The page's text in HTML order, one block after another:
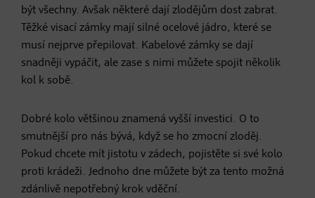
být všechny. Avšak některé dají zlodějům dost zabrat.
Těžké visací zámky mají silné ocelové jádro, které se
musí nejprve přepilovat. Kabelové zámky se dají
snadněji vypáčit, ale zase s nimi můžete spojit několik
kol k sobě.
Dobré kolo většinou znamená vyšší investici. O to
smutnější pro nás bývá, když se ho zmocní zloděj.
Pokud chcete mít jistotu v zádech, pojistěte si své kolo
proti krádeži. Jednoho dne můžete být za tento možná
zdánlivě nepotřebný krok vděční.